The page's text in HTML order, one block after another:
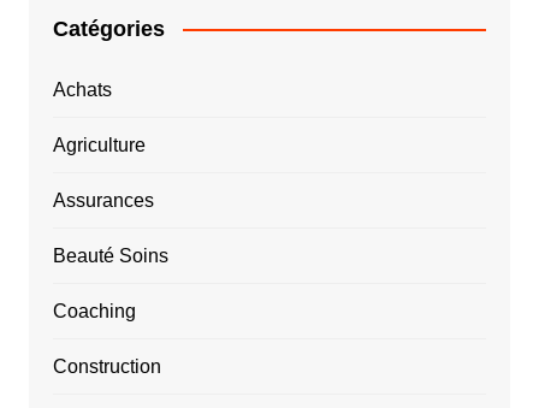
Catégories
Achats
Agriculture
Assurances
Beauté Soins
Coaching
Construction